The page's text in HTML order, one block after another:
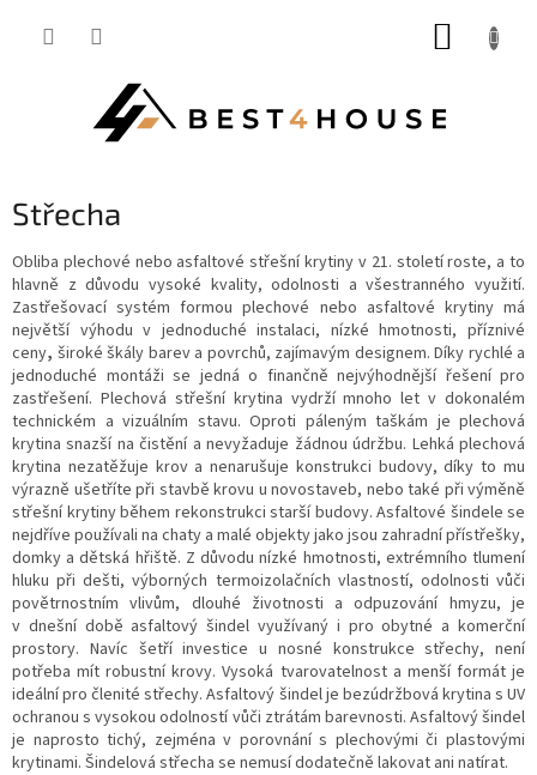
Střecha
Obliba plechové nebo asfaltové střešní krytiny v 21. století roste, a to
hlavně z důvodu vysoké kvality, odolnosti a všestranného využití.
Zastřešovací systém formou plechové nebo asfaltové krytiny má
největší výhodu v jednoduché instalaci, nízké hmotnosti, příznivé
ceny, široké škály barev a povrchů, zajímavým designem. Díky rychlé a
jednoduché montáži se jedná o finančně nejvýhodnější řešení pro
zastřešení. Plechová střešní krytina vydrží mnoho let v dokonalém
technickém a vizuálním stavu. Oproti páleným taškám je plechová
krytina snazší na čistění a nevyžaduje žádnou údržbu. Lehká plechová
krytina nezatěžuje krov a nenarušuje konstrukci budovy, díky to mu
výrazně ušetříte při stavbě krovu u novostaveb, nebo také při výměně
střešní krytiny během rekonstrukci starší budovy. Asfaltové šindele se
nejdříve používali na chaty a malé objekty jako jsou zahradní přístřešky,
domky a dětská hřiště. Z důvodu nízké hmotnosti, extrémního tlumení
hluku při dešti, výborných termoizolačních vlastností, odolnosti vůči
povětrnostním vlivům, dlouhé životnosti a odpuzování hmyzu, je
v dnešní době asfaltový šindel využívaný i pro obytné a komerční
prostory. Navíc šetří investice u nosné konstrukce střechy, není
potřeba mít robustní krovy. Vysoká tvarovatelnost a menší formát je
ideální pro členité střechy. Asfaltový šindel je bezúdržbová krytina s UV
ochranou s vysokou odolností vůči ztrátám barevnosti. Asfaltový šindel
je naprosto tichý, zejména v porovnání s plechovými či plastovými
krytinami. Šindelová střecha se nemusí dodatečně lakovat ani natírat.